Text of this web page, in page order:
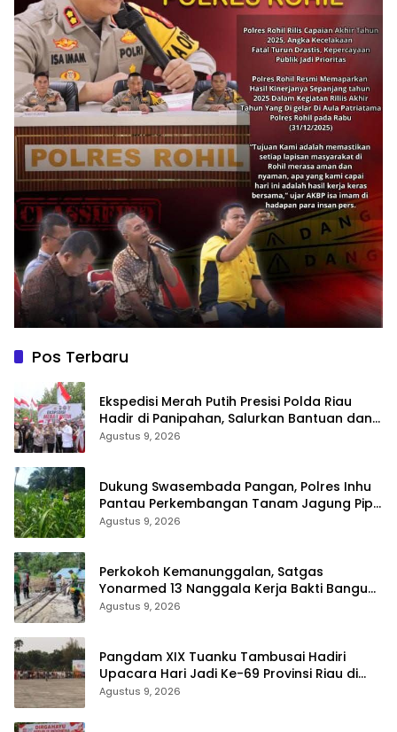
Pos Terbaru
Ekspedisi Merah Putih Presisi Polda Riau
Hadir di Panipahan, Salurkan Bantuan dan
Layanan Kesehatan
Agustus 9, 2026
Dukung Swasembada Pangan, Polres Inhu
Pantau Perkembangan Tanam Jagung Pipil
Agustus 9, 2026
Perkokoh Kemanunggalan, Satgas
Yonarmed 13 Nanggala Kerja Bakti Bangun
Masjid Al-Hikmah di Kapuas Hulu
Agustus 9, 2026
Pangdam XIX Tuanku Tambusai Hadiri
Upacara Hari Jadi Ke-69 Provinsi Riau di
Pekanbaru
Agustus 9, 2026